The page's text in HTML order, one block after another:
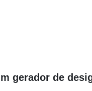
gerador de